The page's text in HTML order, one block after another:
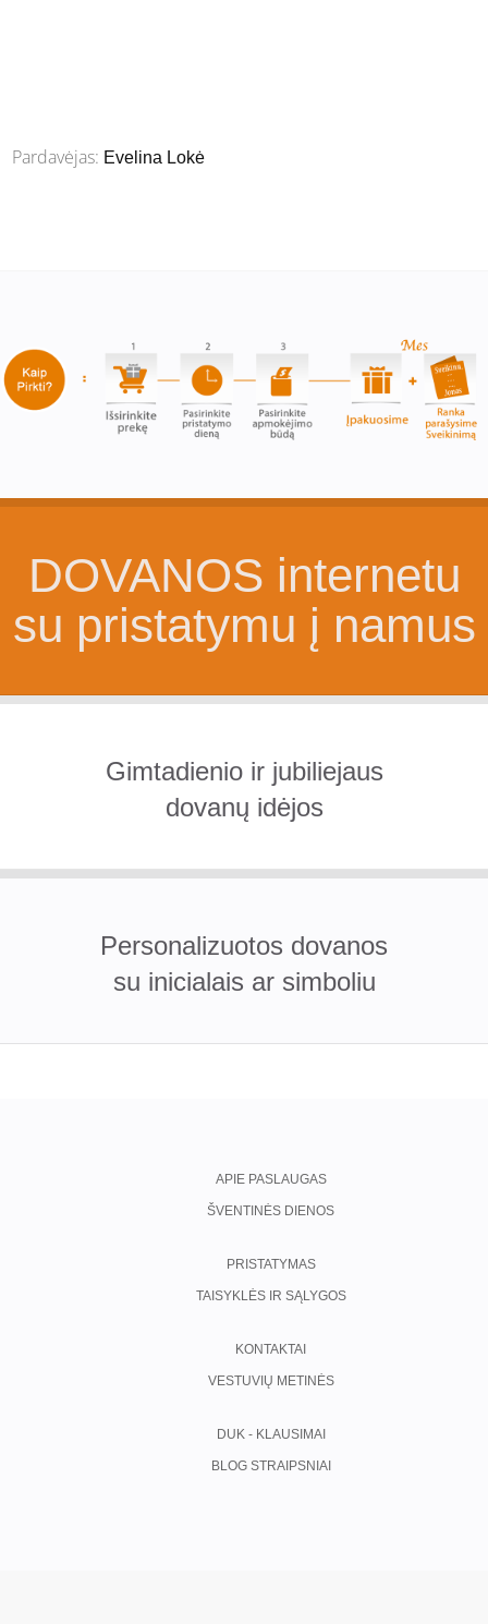
Pardavėjas: Evelina Lokė
DOVANOS internetu
su pristatymu į namus
Gimtadienio ir jubiliejaus
dovanų idėjos
Personalizuotos dovanos
su inicialais ar simboliu
APIE PASLAUGAS
ŠVENTINĖS DIENOS
PRISTATYMAS
TAISYKLĖS IR SĄLYGOS
KONTAKTAI
VESTUVIŲ METINĖS
DUK - KLAUSIMAI
BLOG STRAIPSNIAI